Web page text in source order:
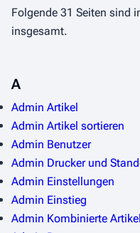
Folgende 31 Seiten sind
insgesamt.
A
Admin Artikel
Admin Artikel sortieren
Admin Benutzer
Admin Drucker und
Admin Einstellungen
Admin Einstieg
Admin Kombinierte Artikel